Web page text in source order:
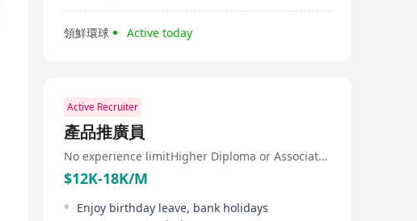
領鮮環球 Active today
Active Recruiter
產品推廣員
No experience limit Higher Diploma or Associate Degree
$12K-18K/M
Enjoy birthday leave, bank holidays